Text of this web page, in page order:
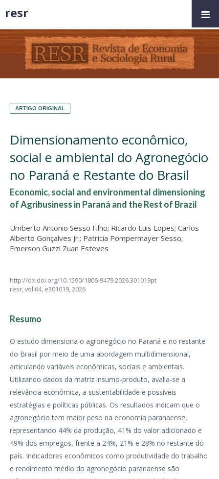
ARTIGO ORIGINAL
Dimensionamento econômico,
social e ambiental do Agronegócio
no Paraná e Restante do Brasil
Economic, social and environmental dimensioning
of Agribusiness in Paraná and the Rest of Brazil
Umberto Antonio Sesso Filho; Ricardo Luis Lopes; Carlos
Alberto Gonçalves Jr.; Patrícia Pompermayer Sesso;
Emerson Guzzi Zuan Esteves
http://dx.doi.org/10.1590/1806-9479.2026.301019pt
resr,vol.64, e301019, 2026
Resumo
O estudo dimensiona o agronegócio no Paraná e no restante
do Brasil por meio de uma abordagem multidimensional,
articulando variáveis econômicas, sociais e ambientais.
Utilizando dados da matriz insumo-produto, avalia-se a
relevância econômica, a sustentabilidade e possíveis
estratégias e políticas públicas. Os resultados indicam que o
agronegócio tem maior peso na economia paranaense,
representando 44% da produção, 41% do valor adicionado e
49% dos empregos, frente a 24%, 21% e 28% no restante do
país. Indicadores econômicos como produtividade do trabalho
e rendimento médio do agronegócio paranaense são
resr